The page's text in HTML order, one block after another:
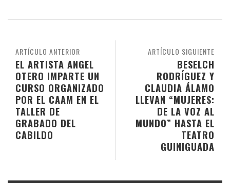
ARTÍCULO SIGUIENTE
BESELCH
RODRÍGUEZ Y
CLAUDIA ÁLAMO
LLEVAN “MUJERES:
DE LA VOZ AL
MUNDO” HASTA EL
TEATRO
GUINIGUADA
ARTÍCULO ANTERIOR
EL ARTISTA ANGEL
OTERO IMPARTE UN
CURSO ORGANIZADO
POR EL CAAM EN EL
TALLER DE
GRABADO DEL
CABILDO